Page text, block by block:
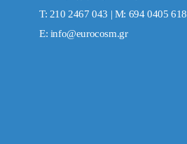
Τ: 210 2467 043 | Μ: 694 0405 618
E: info@eurocosm.gr